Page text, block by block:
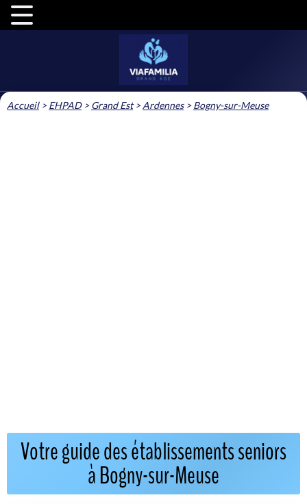
Accueil>EHPAD>Grand Est>Ardennes>Bogny-sur-Meuse
Votre guide des établissements seniors
à Bogny-sur-Meuse